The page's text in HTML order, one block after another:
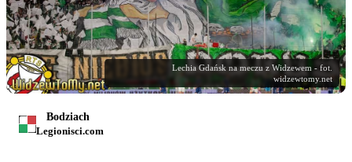
Lechia Gdańsk na meczu z Widzewem - fot.
widzewtomy.net
Bodziach
Legionisci.com